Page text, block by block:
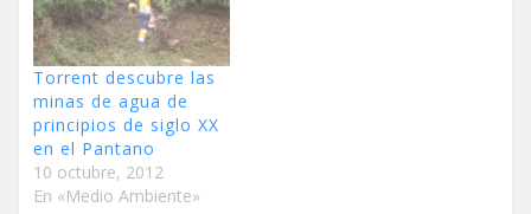
Torrent descubre las
minas de agua de
principios de siglo XX
en el Pantano
10 octubre, 2012
En «Medio Ambiente»